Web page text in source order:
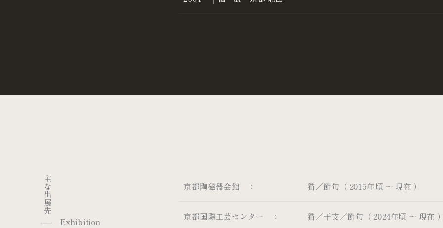
主な出展先
── Exhibition
京都陶磁器会館 ： 猫／節句（ 2015年頃 ～ 現在 ）
京都国際工芸センター ： 猫／干支／節句（ 2024年頃 ～ 現在